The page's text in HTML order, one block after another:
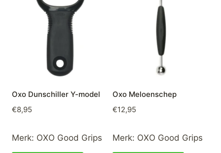
Oxo Dunschiller Y-model
€8,95
Merk: OXO Good Grips
Oxo Meloenschep
€12,95
Merk: OXO Good Grips